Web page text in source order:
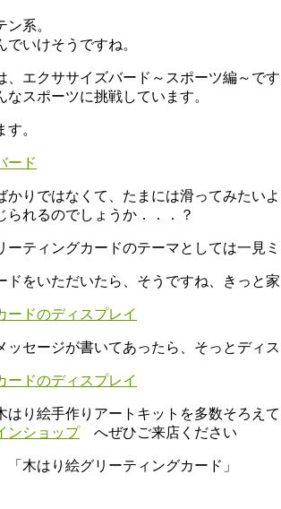
系。
いけそうですね。
、エクササイズバード～スポーツ編～です
なスポーツに挑戦しています。
。
かりではなくて、たまには滑ってみたいよ
られるのでしょうか．．．？
ーティングカードのテーマとしては一見
ドをいただいたら、そうですね、きっと
ッセージが書いてあったら、そっとディス
はり絵手作りアートキットを多数そろえて
ンショップへぜひご来店ください
木はり絵グリーティングカード」